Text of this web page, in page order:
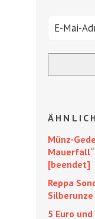
Münz-
[beendet]
Reppa
5 Euro